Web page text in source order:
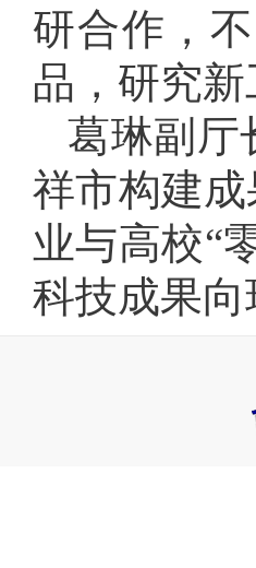
研合作，
品，研究
葛琳副厅
祥市构建
业与高校“
科技成果